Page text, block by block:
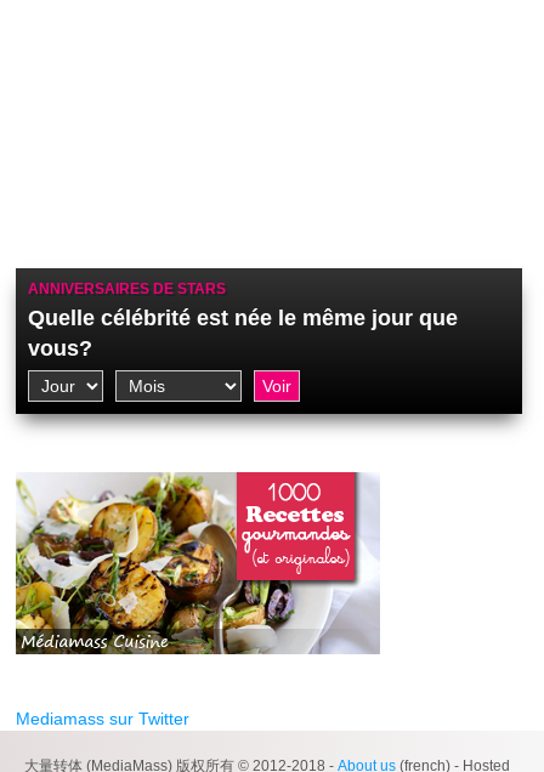
ANNIVERSAIRES DE STARS
Quelle célébrité est née le même jour que
vous?
Mediamass sur Twitter
大量转体 (MediaMass) 版权所有 © 2012-2018 - About us (french) - Hosted